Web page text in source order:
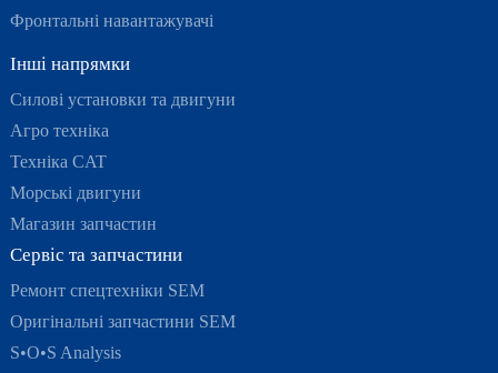
Фронтальні навантажувачі
Інші напрямки
Силові установки та двигуни
Агро техніка
Техніка CAT
Морські двигуни
Магазин запчастин
Сервіс та запчастини
Ремонт спецтехніки SEM
Оригінальні запчастини SEM
S•O•S Analysis